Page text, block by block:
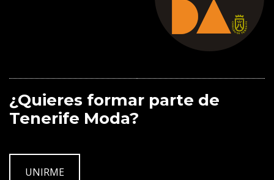
¿Quieres formar parte de
Tenerife Moda?
UNIRME